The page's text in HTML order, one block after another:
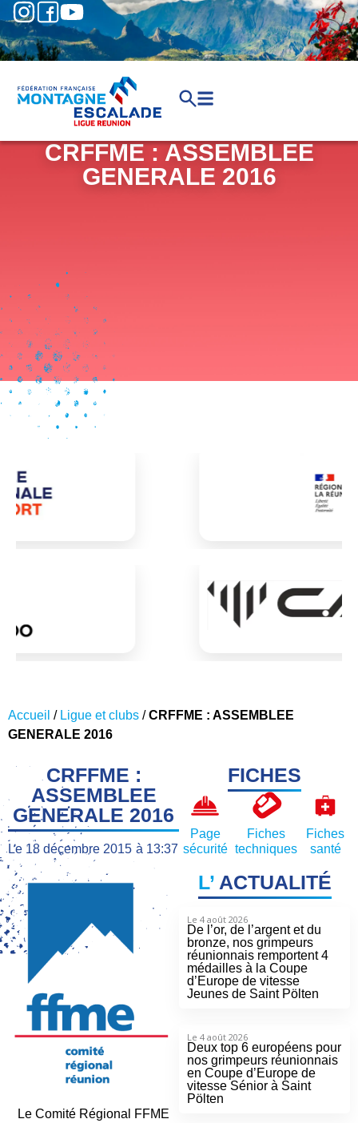
CRFFME : ASSEMBLEE
GENERALE 2016
Accueil / Ligue et clubs /CRFFME : ASSEMBLEE
GENERALE 2016
CRFFME :
ASSEMBLEE
GENERALE 2016
Le 18 décembre 2015 à 13:37
Le Comité Régional FFME
FICHES
Page
sécurité
Fiches
techniques
Fiches
santé
L’ACTUALITÉ
Le 4 août 2026
De l’or, de l’argent et du
bronze, nos grimpeurs
réunionnais remportent 4
médailles à la Coupe
d’Europe de vitesse
Jeunes de Saint Pölten
Le 4 août 2026
Deux top 6 européens pour
nos grimpeurs réunionnais
en Coupe d’Europe de
vitesse Sénior à Saint
Pölten